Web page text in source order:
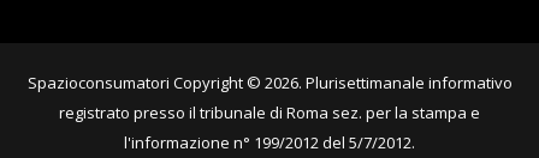
Spazioconsumatori Copyright © 2026. Plurisettimanale informativo
registrato presso il tribunale di Roma sez. per la stampa e
l'informazione n° 199/2012 del 5/7/2012.